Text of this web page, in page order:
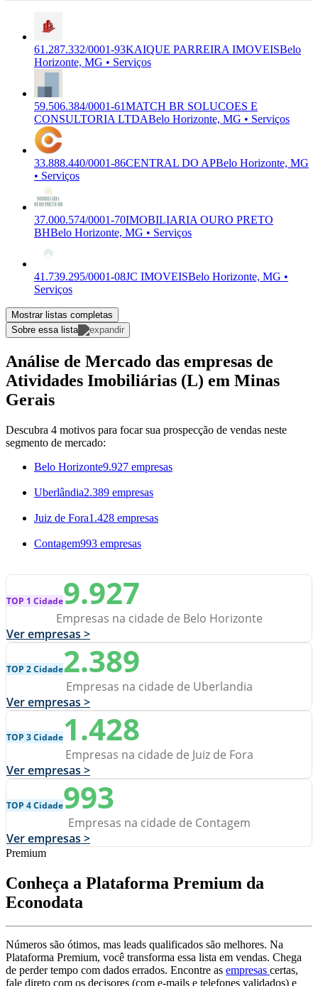
61.287.332/0001-93KAIQUE PARREIRA IMOVEISBelo
Horizonte, MG • Serviços
59.506.384/0001-61MATCH BR SOLUCOES E
CONSULTORIA LTDABelo Horizonte, MG • Serviços
33.888.440/0001-86CENTRAL DO APBelo Horizonte, MG
• Serviços
37.000.574/0001-70IMOBILIARIA OURO PRETO
BHBelo Horizonte, MG • Serviços
41.739.295/0001-08JC IMOVEISBelo Horizonte, MG •
Serviços
Mostrar listas completas
Sobre essa lista
Análise de Mercado das empresas de
Atividades Imobiliárias (L) em Minas
Gerais
Descubra 4 motivos para focar sua prospecção de vendas neste
segmento de mercado:
Belo Horizonte9.927 empresas
Uberlândia2.389 empresas
Juiz de Fora1.428 empresas
Contagem993 empresas
TOP 1 Cidade9.927
Empresas na cidade de Belo Horizonte
Ver empresas >
TOP 2 Cidade2.389
Empresas na cidade de Uberlandia
Ver empresas >
TOP 3 Cidade1.428
Empresas na cidade de Juiz de Fora
Ver empresas >
TOP 4 Cidade993
Empresas na cidade de Contagem
Ver empresas >
Premium
Conheça a Plataforma Premium da
Econodata
Números são ótimos, mas leads qualificados são melhores. Na
Plataforma Premium, você transforma essa lista em vendas. Chega
de perder tempo com dados errados. Encontre as empresas certas,
fale direto com os decisores (com e-mails e telefones validados) e